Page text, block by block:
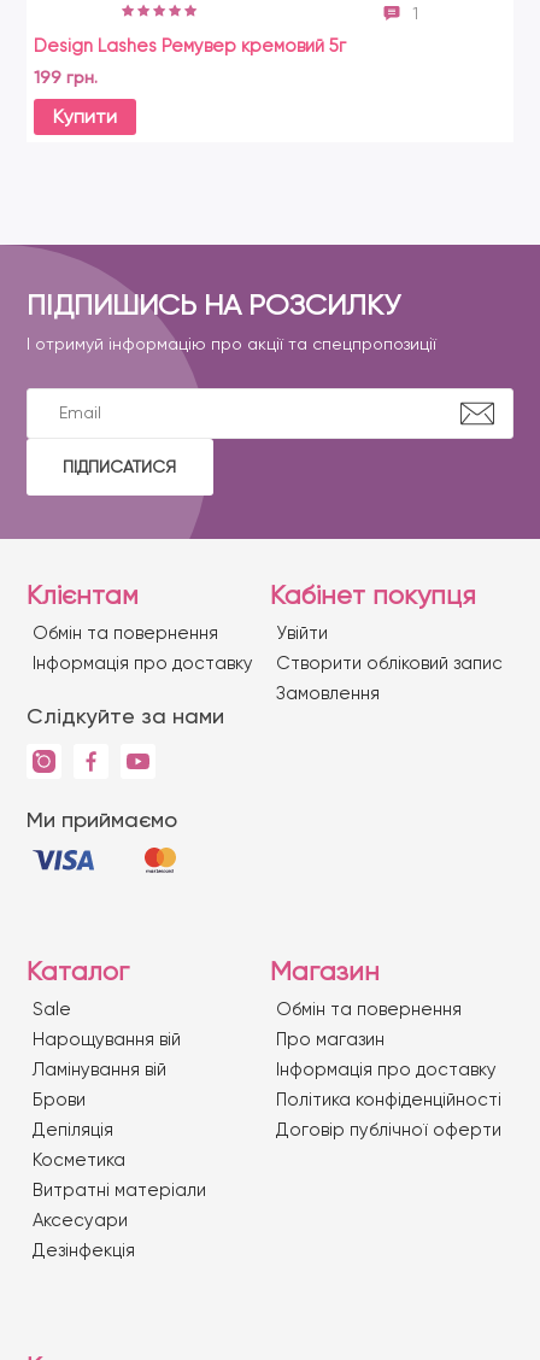
1
Design Lashes Ремувер кремовий 5г
199 грн.
Купити
ПІДПИШИСЬ НА РОЗСИЛКУ
І отримуй інформацію про акції та спецпропозиції
ПІДПИСАТИСЯ
Клієнтам
Обмін та повернення
Iнформація про доставку
Слідкуйте за нами
Ми приймаємо
Кабінет покупця
Увійти
Створити обліковий запис
Замовлення
Каталог
Sale
Нарощування вій
Ламінування вій
Брови
Депіляція
Косметика
Витратні матеріали
Аксесуари
Дезінфекція
Магазин
Обмін та повернення
Про магазин
Iнформація про доставку
Політика конфіденційності
Договір публічної оферти